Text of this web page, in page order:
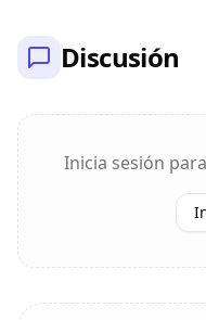
Discusión
Inicia sesión